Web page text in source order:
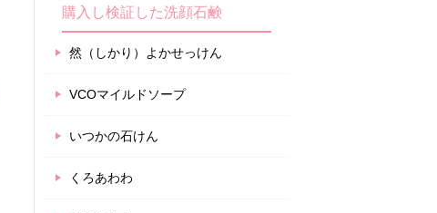
購入し検証した洗顔石鹸
然（しかり）よかせっけん
VCOマイルドソープ
いつかの石けん
くろあわわ